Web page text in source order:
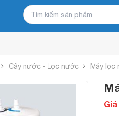
Cây nước - Lọc nước Máy lọc
Giá